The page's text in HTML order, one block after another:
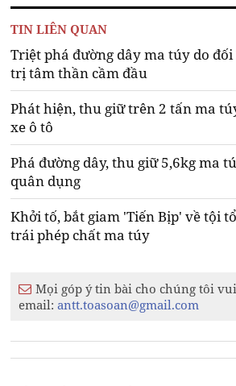
TIN LIÊN QUAN
Triệt phá đường dây ma túy do
trị tâm thần cầm đầu
Phát hiện, thu giữ trên 2 tấn ma
xe ô tô
Phá đường dây, thu giữ 5,6kg ma
quân dụng
Khởi tố, bắt giam 'Tiến Bịp' về tội
trái phép chất ma túy
Mọi góp ý tin bài cho chúng tôi
email:antt.toasoan@gmail.com